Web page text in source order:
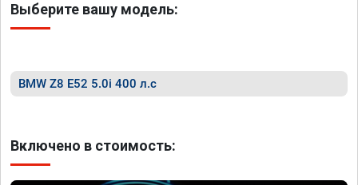
Выберите вашу модель:
BMW Z8 E52 5.0i 400 л.с
Включено в стоимость: